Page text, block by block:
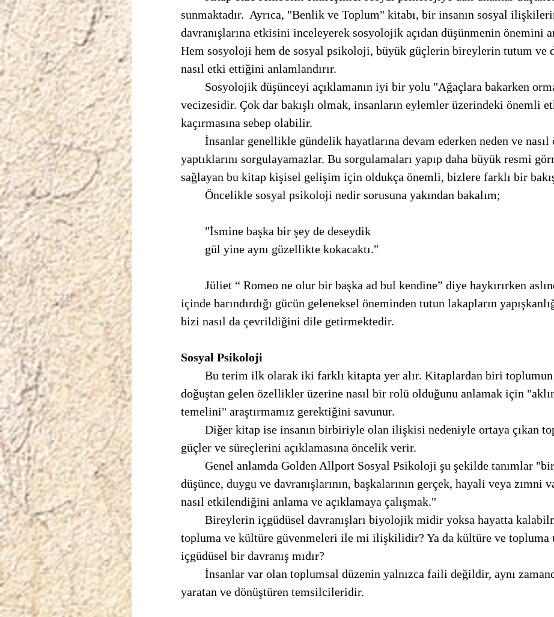
sunmaktadır.  Ayrıca, "Benlik ve Toplum" kitabı, bir insanın sosyal
davranışlarına etkisini inceleyerek sosyolojik açıdan düşünmenin önemini
Hem sosyoloji hem de sosyal psikoloji, büyük güçlerin bireylerin tutum ve
nasıl etki ettiğini anlamlandırır.
vecizesidir. Çok dar bakışlı olmak, insanların eylemler üzerindeki önemli
kaçırmasına sebep olabilir.
yaptıklarını sorgulayamazlar. Bu sorgulamaları yapıp daha büyük resmi
sağlayan bu kitap kişisel gelişim için oldukça önemli, bizlere farklı bir bakış
	Öncelikle sosyal psikoloji nedir sorusuna yakından bakalım;
	"İsmine başka bir şey de deseydik
	gül yine aynı güzellikte kokacaktı."
içinde barındırdığı gücün geleneksel öneminden tutun lakapların
bizi nasıl da çevrildiğini dile getirmektedir.
Sosyal Psikoloji
doğuştan gelen özellikler üzerine nasıl bir rolü olduğunu anlamak için
temelini" araştırmamız gerektiğini savunur.
güçler ve süreçlerini açıklamasına öncelik verir.
düşünce, duygu ve davranışlarının, başkalarının gerçek, hayali veya zımni
nasıl etkilendiğini anlama ve açıklamaya çalışmak."
topluma ve kültüre güvenmeleri ile mi ilişkilidir? Ya da kültüre ve topluma
içgüdüsel bir davranış mıdır?
yaratan ve dönüştüren temsilcileridir.